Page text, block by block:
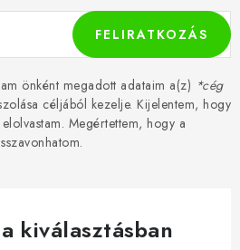
önként megadott adataim a(z) *cég
céljából kezelje. Kijelentem, hogy
Megértettem, hogy a
FELIRATKOZÁS
kiválasztásban